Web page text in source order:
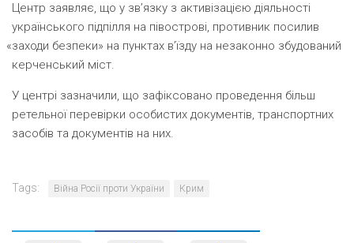
Центр заявляє, що у зв’язку з активізацією діяльності
українського підпілля на півострові, противник посилив
«заходи безпеки» на пунктах в’їзду на незаконно збудований
керченський міст.
У центрі зазначили, що зафіксовано проведення більш
ретельної перевірки особистих документів, транспортних
засобів та документів на них.
Tags: Війна Росії проти України Крим